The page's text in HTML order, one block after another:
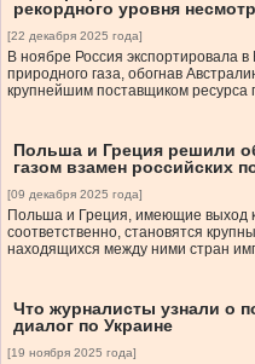
рекордного уровня
[22 декабря 2025 года]
В ноябре Россия экспортировала
природного газа, обогнав
крупнейшим поставщиком ресурса
Польша и Греция решили
газом взамен российских
[09 декабря 2025 года]
Польша и Греция, имеющие выход
соответственно, становятся
находящихся между ними стран
Что журналисты узнали о
диалог по Украине
[19 ноября 2025 года]